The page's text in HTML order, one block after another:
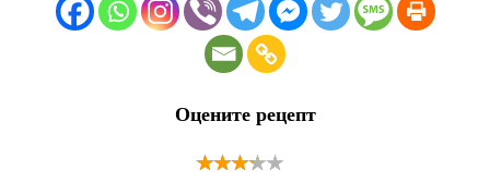
Оцените рецепт